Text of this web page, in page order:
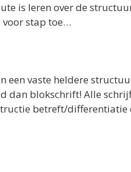
is leren over de
voor stap toe…
vaste heldere
blokschrift! Alle
betreft/